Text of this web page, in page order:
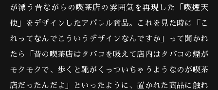
が漂う昔ながらの喫茶店の雰囲気を再現した「喫煙天
使」をデザインしたアパレル商品。これを見た時に「こ
れってなんでこういうデザインなんですか」って聞かれ
たら「昔の喫茶店はタバコを吸えて店内はタバコの煙が
モクモクで、歩くと靴がくっついちゃうようなのが喫茶
店だったんだよ」といったように、置かれた商品に触れ